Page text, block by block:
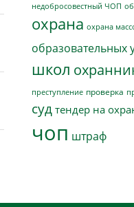
недобросовестный ЧОП
охрана охрана
образовательных
школ
преступление проверка
суд тендер на
чоп штраф